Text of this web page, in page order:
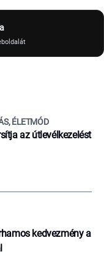
ÉLETMÓD
az útlevélkezelést
kedvezmény a